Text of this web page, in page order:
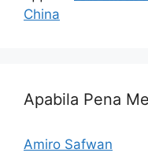
China
Apabila Pena
Amiro Safwan